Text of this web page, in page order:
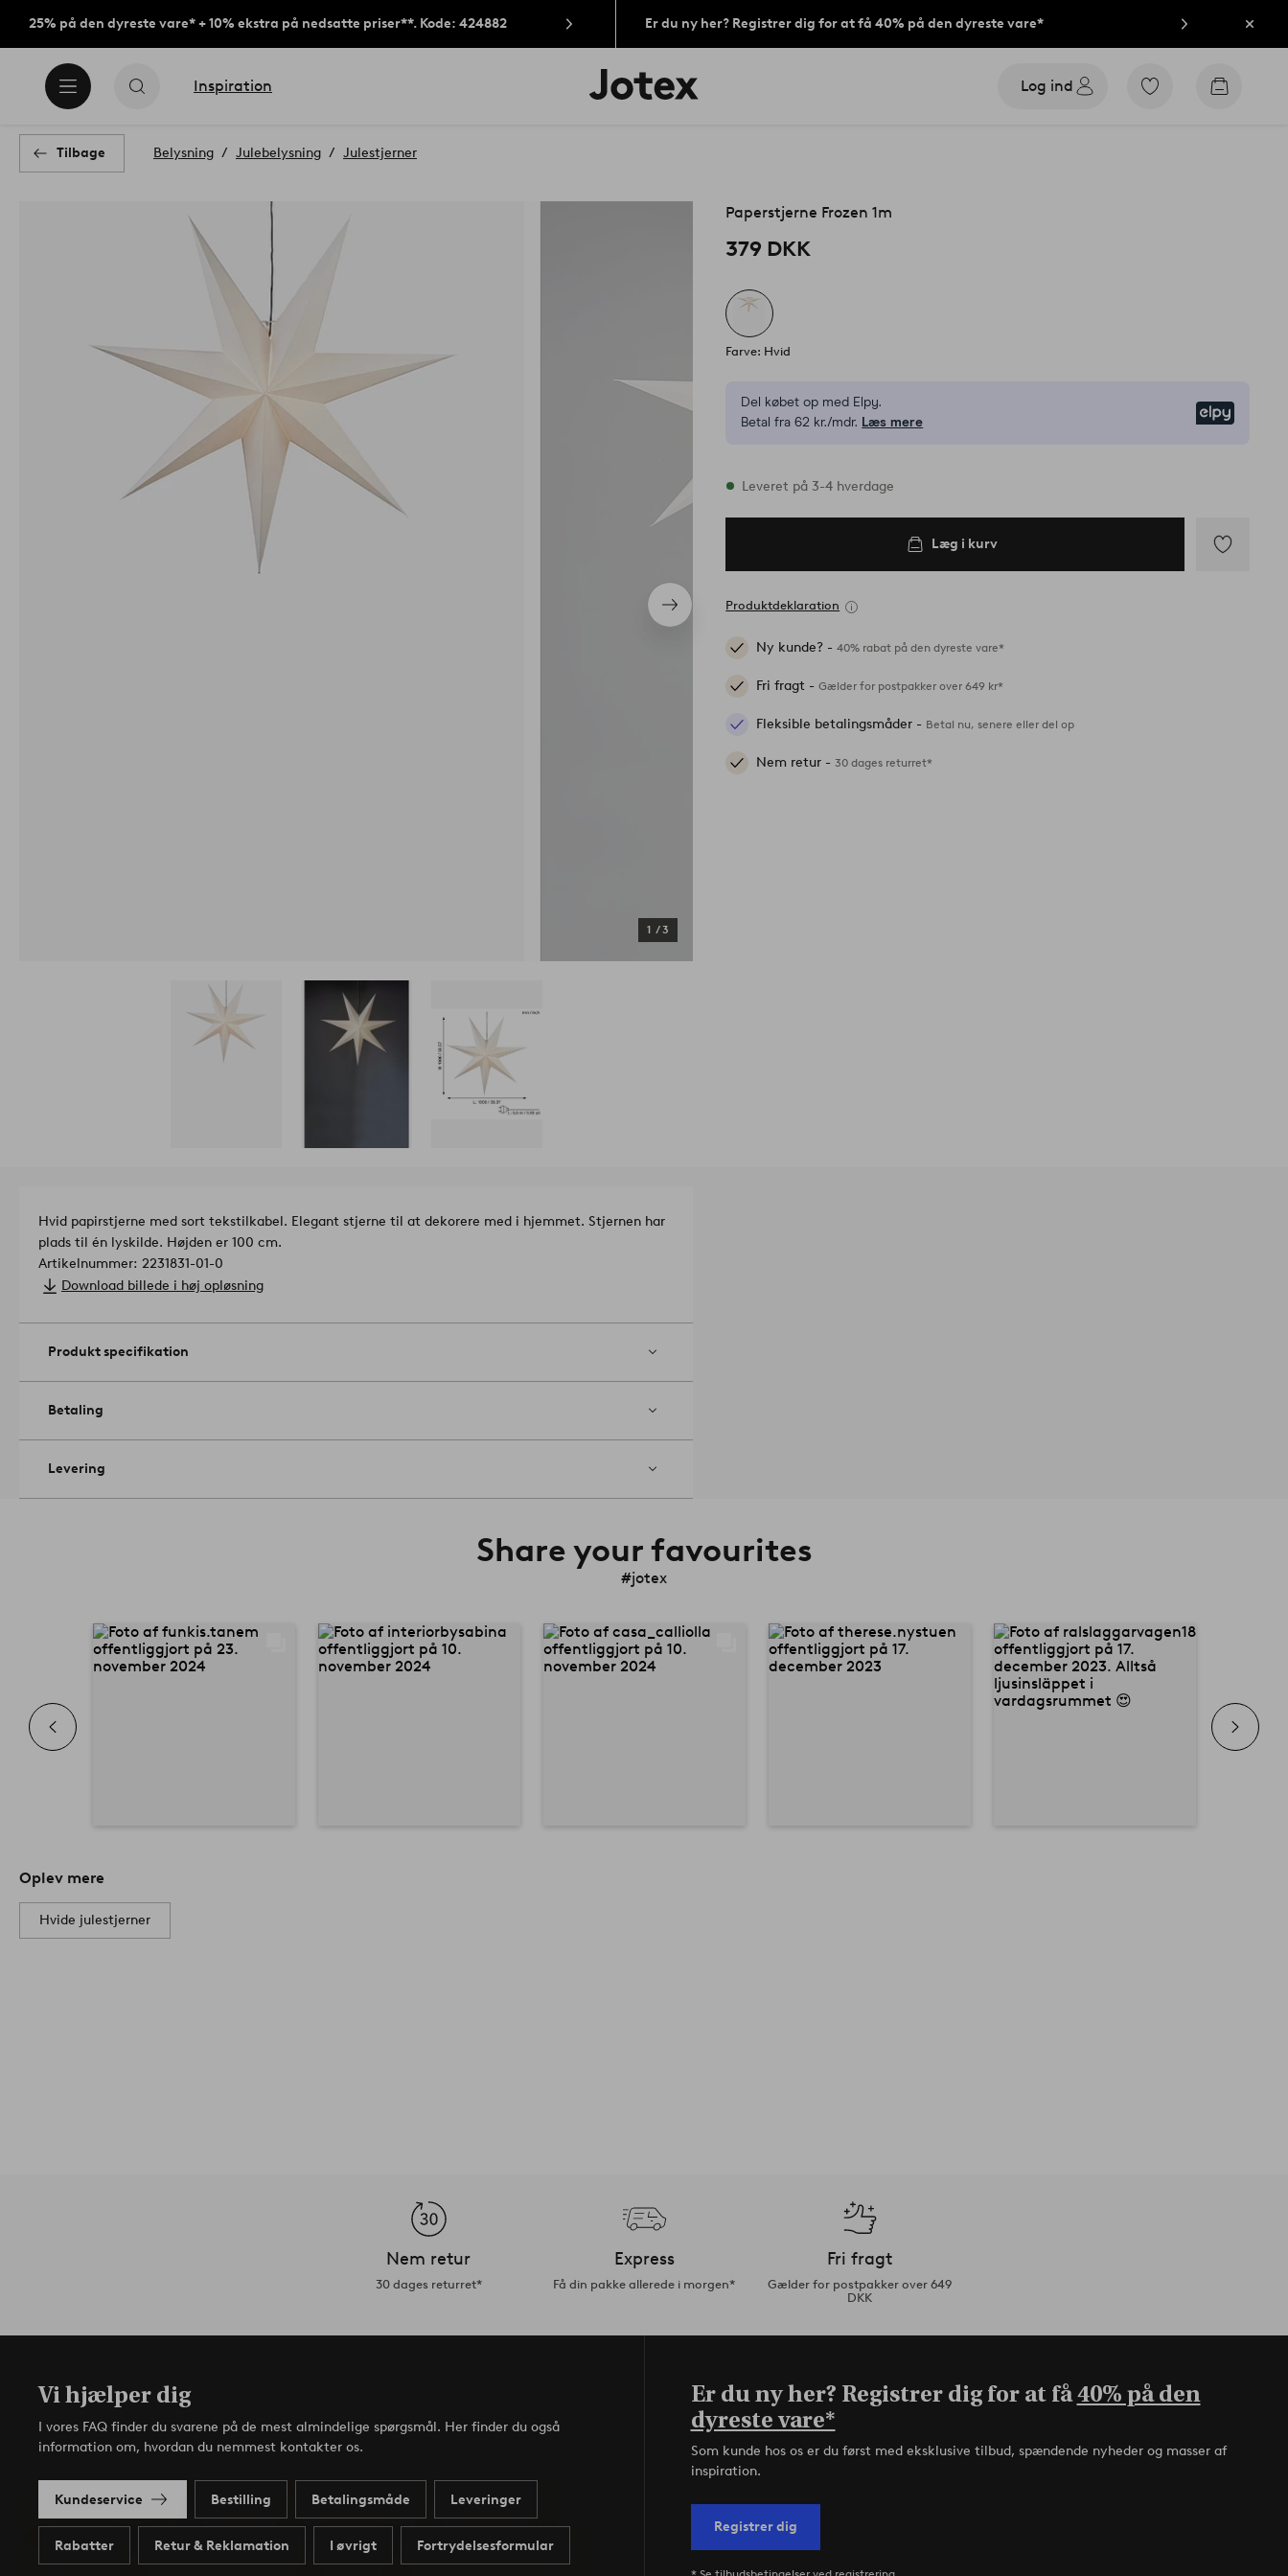
25% på den dyreste vare* + 10% ekstra på nedsatte priser**. Kode: 424882 Er du ny her? Registrer dig for at få 40% på den dyreste vare* Luk
Inspiration
Jotex
logo
Log ind
Gå
Gå
Tilbage Belysning Julebelysning Julestjerner
Næste
produkt
1 /3
Paperstjerne Frozen 1m
379 DKK
Farve: Hvid
Del købet op med Elpy.
Betal fra 62 kr./mdr. Læs mere
På lager
Leveret på 3-4 hverdage
Læg i kurv
Produktdeklaration
Ny kunde? -40% rabat på den dyreste vare*
Fri fragt -Gælder for postpakker over 649 kr*
Fleksible betalingsmåder - Betal nu, senere eller del op
Nem retur -30 dages returret*
Hvid papirstjerne med sort tekstilkabel. Elegant stjerne til at dekorere med i hjemmet. Stjernen har
plads til én lyskilde. Højden er 100 cm.
Artikelnummer: 2231831-01-0
Download billede i høj opløsning
Produkt specifikation
Betaling
Levering
Share your favourites
#jotex
Oplev mere
Hvide julestjerner
Nem retur
30 dages returret*
Express
Få din pakke allerede i morgen*
Fri fragt
Gælder for postpakker over 649
DKK
Vi hjælper dig
I vores FAQ finder du svarene på de mest almindelige spørgsmål. Her finder du også
information om, hvordan du nemmest kontakter os.
Kundeservice Bestilling Betalingsmåde Leveringer
Rabatter Retur & Reklamation I øvrigt Fortrydelsesformular
Er du ny her? Registrer dig for at få40% på den
dyreste vare*
Som kunde hos os er du først med eksklusive tilbud, spændende nyheder og masser af
inspiration.
Registrer dig